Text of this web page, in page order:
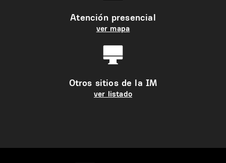
Atención presencial
ver mapa
Otros sitios de la IM
ver listado